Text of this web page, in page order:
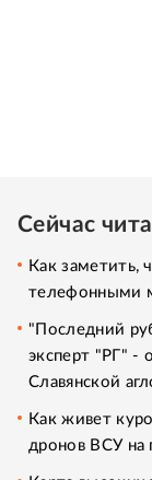
Сейчас
Как заметить,
телефонными
"Последний
эксперт "РГ" -
Славянской
Как живет
дронов ВСУ на